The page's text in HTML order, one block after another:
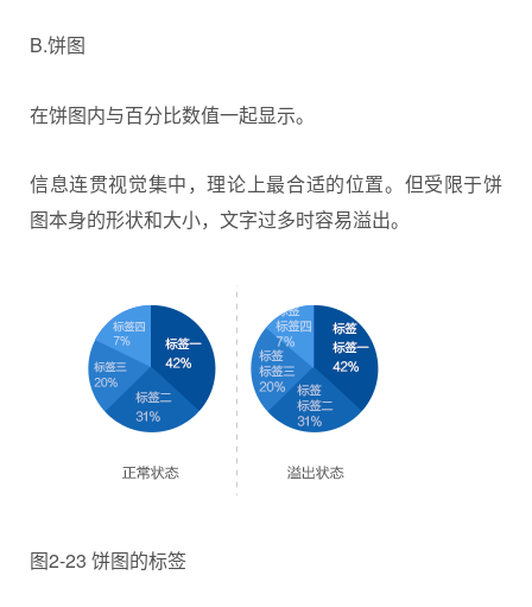
B.饼图
在饼图内与百分比数值一起显示。
信息连贯视觉集中，理论上最合适的位置。但受限于饼
图本身的形状和大小，文字过多时容易溢出。
图2-23 饼图的标签